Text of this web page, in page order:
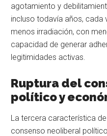
agotamiento y
incluso todavía años,
menos irradiación, con
capacidad de generar
legitimidades activas.
Ruptura del
político y
La tercera característica
consenso neoliberal